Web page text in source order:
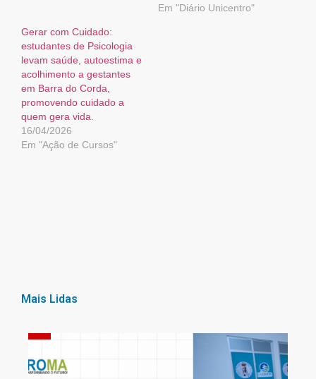
Em "Diário Unicentro"
Gerar com Cuidado:
estudantes de Psicologia
levam saúde, autoestima e
acolhimento a gestantes
em Barra do Corda,
promovendo cuidado a
quem gera vida.
16/04/2026
Em "Ação de Cursos"
Mais Lidas